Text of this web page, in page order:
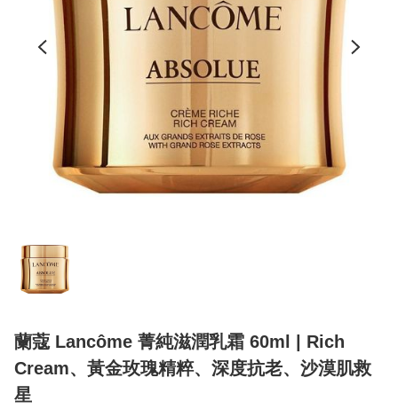
蘭蔻 Lancôme 菁純滋潤乳霜 60ml | Rich
Cream、黃金玫瑰精粹、深度抗老、沙漠肌救
星